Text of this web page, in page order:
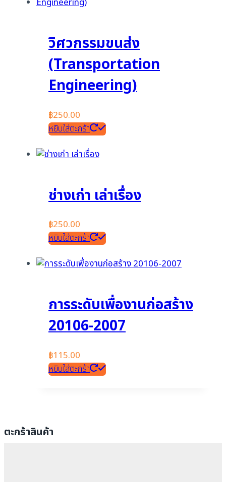
วิศวกรรมขนส่ง
(Transportation
Engineering)
฿250.00
หยิบใส่ตะกร้า
ช่างเก่า เล่าเรื่อง
฿250.00
หยิบใส่ตะกร้า
การระดับเพื่องานก่อสร้าง
20106-2007
฿115.00
หยิบใส่ตะกร้า
ตะกร้าสินค้า